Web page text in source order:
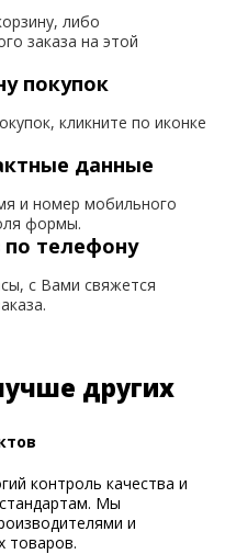
либо
заказа на этой
покупок
кликните по иконке
данные
и номер мобильного
формы.
телефону
с Вами свяжется
других
контроль качества и
Мы
и
товаров.